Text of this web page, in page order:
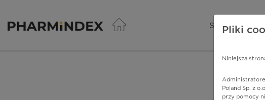
Pharmindex - lider
SERWISY
Pliki
Niniejsza
Poland Sp. z
przy pomocy